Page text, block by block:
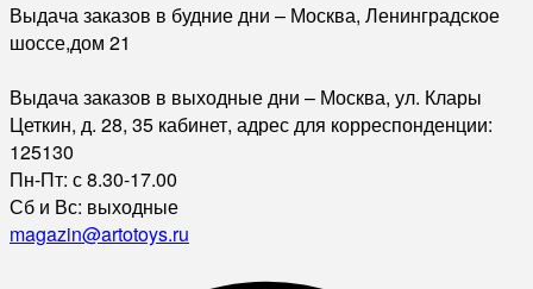
Выдача заказов в будние дни – Москва, Ленинградское
шоссе,дом 21
Выдача заказов в выходные дни – Москва, ул. Клары
Цеткин, д. 28, 35 кабинет, адрес для корреспонденции:
125130
Пн-Пт: с 8.30-17.00
Сб и Вс: выходные
magazin@artotoys.ru